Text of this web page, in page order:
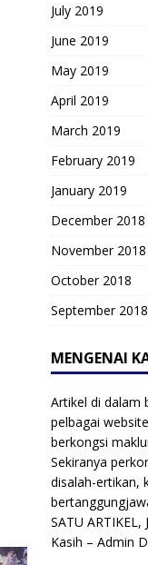
July 2019
June 2019
May 2019
April 2019
March 2019
February 2019
January 2019
December 2018
November 2018
October 2018
September 2018
MENGENAI
Artikel di dalam
pelbagai
berkongsi
Sekiranya
disalah-ertikan,
SATU ARTIKEL,
Kasih – Admin